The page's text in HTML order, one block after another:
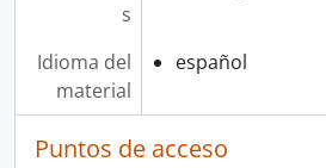
s
Idioma del
material
español
Puntos de acceso